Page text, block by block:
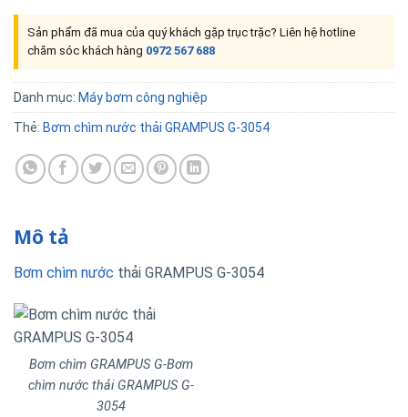
Sản phẩm đã mua của quý khách gặp trục trặc? Liên hệ hotline
chăm sóc khách hàng 0972 567 688
Danh mục: Máy bơm công nghiệp
Thẻ: Bơm chìm nước thải GRAMPUS G-3054
Mô tả
Bơm chìm nước thải GRAMPUS G-3054
Bơm chìm GRAMPUS G-Bơm
chìm nước thải GRAMPUS G-
3054